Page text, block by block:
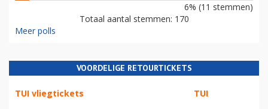
6% (11 stemmen)
Totaal aantal stemmen: 170
Meer polls
VOORDELIGE RETOURTICKETS
TUI vliegtickets TUI